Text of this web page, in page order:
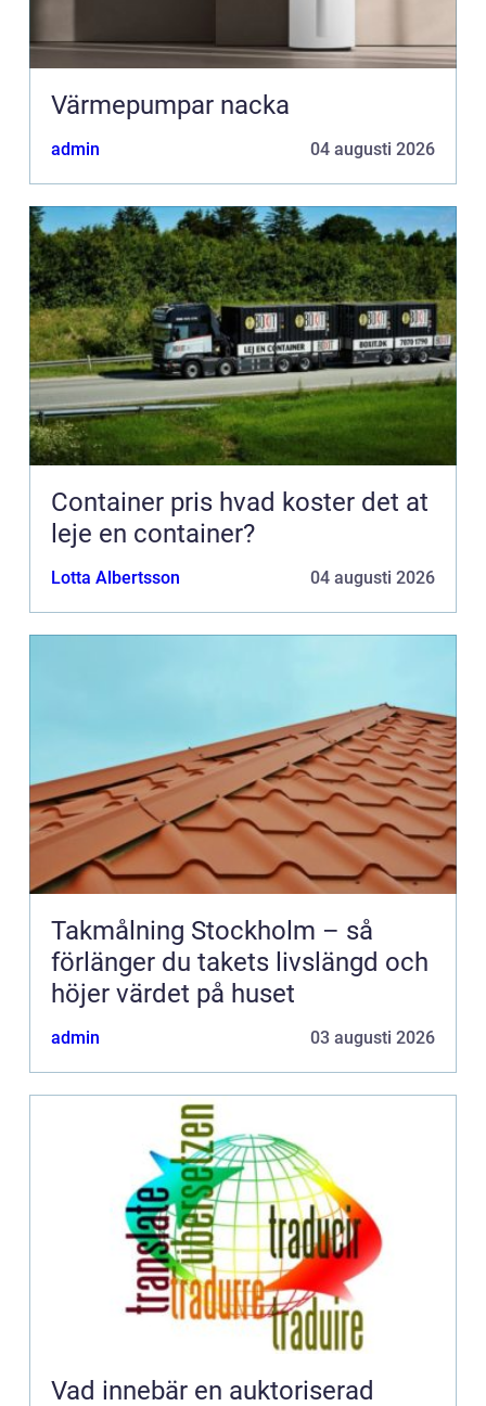
Värmepumpar nacka
admin 04 augusti 2026
Container pris hvad koster det at
leje en container?
Lotta Albertsson 04 augusti 2026
Takmålning Stockholm – så
förlänger du takets livslängd och
höjer värdet på huset
admin 03 augusti 2026
Vad innebär en auktoriserad